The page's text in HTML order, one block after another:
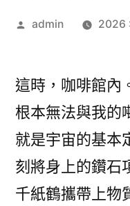
作
admin 2026
這時，咖啡館內
根本無法與我的
就是宇宙的基本
刻將身上的鑽石
千紙鶴攜帶上物